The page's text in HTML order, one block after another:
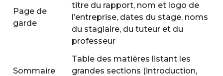
Page de
garde
titre du rapport, nom et logo de
l’entreprise, dates du stage, noms
du stagiaire, du tuteur et du
professeur
Sommaire
Table des matières listant les
grandes sections (introduction,